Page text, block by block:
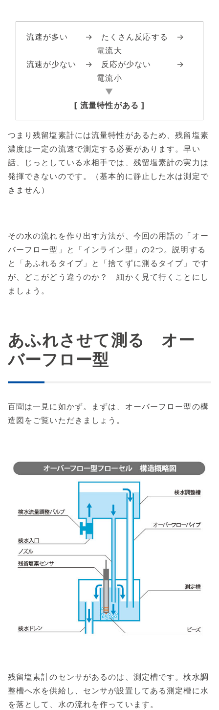
流速が多い → たくさん反応する →
電流大
流速が少ない → 反応が少ない →
電流小
▼
[ 流量特性がある ]
つまり残留塩素計には流量特性があるため、残留塩素
濃度は一定の流速で測定する必要があります。早い
話、じっとしている水相手では、残留塩素計の実力は
発揮できないのです。（基本的に静止した水は測定で
きません）
その水の流れを作り出す方法が、今回の用語の「オー
バーフロー型」と「インライン型」の2つ。説明する
と「あふれるタイプ」と「捨てずに測るタイプ」です
が、どこがどう違うのか？ 細かく見て行くことにし
ましょう。
あふれさせて測る オー
バーフロー型
百聞は一見に如かず。まずは、オーバーフロー型の構
造図をご覧いただきましょう。
残留塩素計のセンサがあるのは、測定槽です。検水調
整槽へ水を供給し、センサが設置してある測定槽に水
を落として、水の流れを作っています。